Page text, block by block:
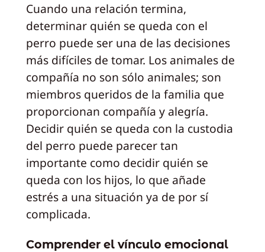
Cuando una relación termina,
determinar quién se queda con el
perro puede ser una de las decisiones
más difíciles de tomar. Los animales de
compañía no son sólo animales; son
miembros queridos de la familia que
proporcionan compañía y alegría.
Decidir quién se queda con la custodia
del perro puede parecer tan
importante como decidir quién se
queda con los hijos, lo que añade
estrés a una situación ya de por sí
complicada.
Comprender el vínculo emocional